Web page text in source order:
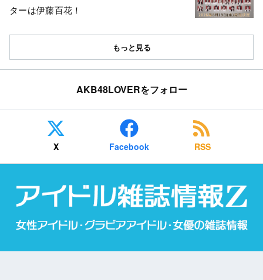
ターは伊藤百花！
もっと見る
AKB48LOVERをフォロー
X Facebook RSS